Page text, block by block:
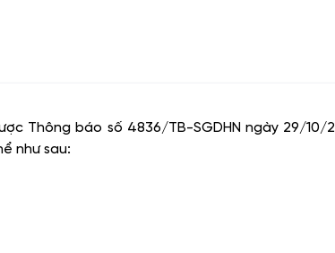
Thông báo số 4836/TB-SGDHN ngày 29/
như sau: